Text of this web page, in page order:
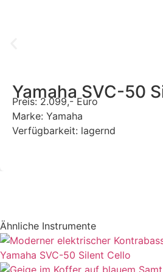
Yamaha SVC-50
Preis: 2.099,- Euro
Marke: Yamaha
Verfügbarkeit: lagernd
Ähnliche Instrumente
Yamaha SVC-50 Silent Cello